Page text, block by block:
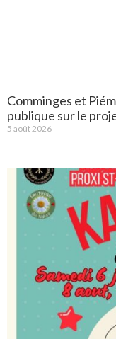
Comminges et
publique sur le
5 août 2026